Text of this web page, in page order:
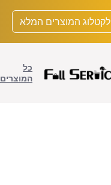
לקטלוג המוצרים המלא
כל
המוצרים